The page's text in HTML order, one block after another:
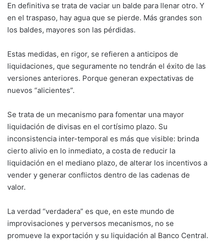
En definitiva se trata de vaciar un balde para llenar otro. Y
en el traspaso, hay agua que se pierde. Más grandes son
los baldes, mayores son las pérdidas.
Estas medidas, en rigor, se refieren a anticipos de
liquidaciones, que seguramente no tendrán el éxito de las
versiones anteriores. Porque generan expectativas de
nuevos “alicientes”.
Se trata de un mecanismo para fomentar una mayor
liquidación de divisas en el cortísimo plazo. Su
inconsistencia inter-temporal es más que visible: brinda
cierto alivio en lo inmediato, a costa de reducir la
liquidación en el mediano plazo, de alterar los incentivos a
vender y generar conflictos dentro de las cadenas de
valor.
La verdad “verdadera” es que, en este mundo de
improvisaciones y perversos mecanismos, no se
promueve la exportación y su liquidación al Banco Central.